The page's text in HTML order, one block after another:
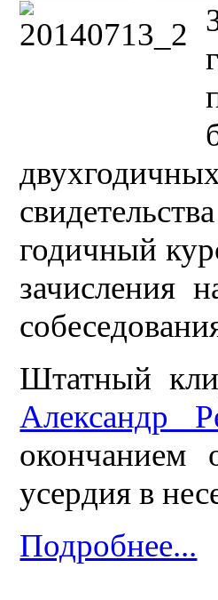
годичный
зачисления
Штатный
Александр
окончанием
усердия в
Подробнее...